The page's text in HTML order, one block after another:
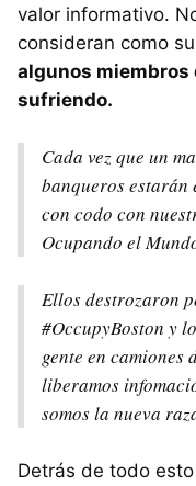
valor informativo.
consideran como su
algunos miembros
sufriendo.
Cada vez que un
banqueros estarán
con codo con
Ocupando el
Ellos destrozaron
#OccupyBoston y
gente en camiones
liberamos
somos la nueva
Detrás de todo